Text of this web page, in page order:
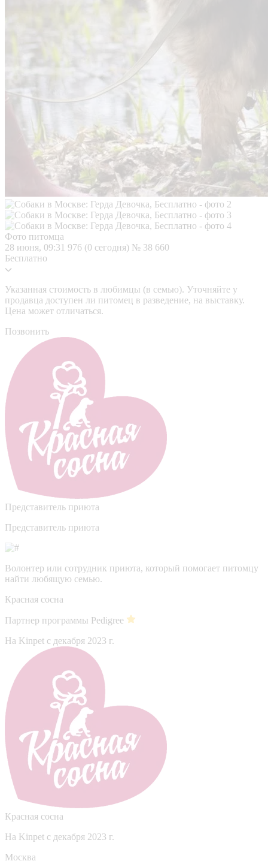
Фото питомца
28 июня, 09:31 976 (0 сегодня) № 38 660
Бесплатно
Указанная стоимость в любимцы (в семью). Уточняйте у
продавца доступен ли питомец в разведение, на выставку.
Цена может отличаться.
Позвонить
Представитель приюта
Представитель приюта
Волонтер или сотрудник приюта, который помогает питомцу
найти любящую семью.
Красная сосна
Партнер программы Pedigree
На Kinpet c декабря 2023 г.
Красная сосна
На Kinpet c декабря 2023 г.
Москва